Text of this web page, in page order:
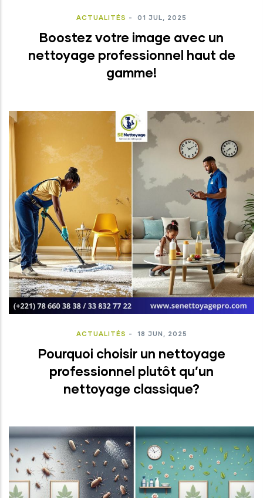
ACTUALITÉS - 01 JUL, 2025
Boostez votre image avec un
nettoyage professionnel haut de
gamme!
ACTUALITÉS - 18 JUN, 2025
Pourquoi choisir un nettoyage
professionnel plutôt qu’un
nettoyage classique?